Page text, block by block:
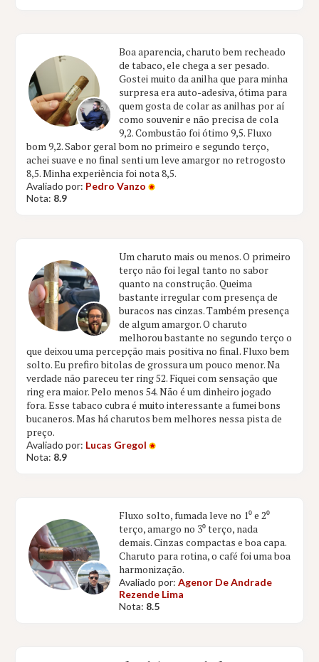
Boa aparencia, charuto bem recheado
de tabaco, ele chega a ser pesado.
Gostei muito da anilha que para minha
surpresa era auto-adesiva, ótima para
quem gosta de colar as anilhas por aí
como souvenir e não precisa de cola
9,2. Combustão foi ótimo 9,5. Fluxo
bom 9,2. Sabor geral bom no primeiro e segundo terço,
achei suave e no final senti um leve amargor no retrogosto
8,5. Minha experiência foi nota 8,5.
Avaliado por: Pedro Vanzo
Nota: 8.9
Um charuto mais ou menos. O primeiro
terço não foi legal tanto no sabor
quanto na construção. Queima
bastante irregular com presença de
buracos nas cinzas. Também presença
de algum amargor. O charuto
melhorou bastante no segundo terço o
que deixou uma percepção mais positiva no final. Fluxo bem
solto. Eu prefiro bitolas de grossura um pouco menor. Na
verdade não pareceu ter ring 52. Fiquei com sensação que
ring era maior. Pelo menos 54. Não é um dinheiro jogado
fora. Esse tabaco cubra é muito interessante a fumei bons
bucaneros. Mas há charutos bem melhores nessa pista de
preço.
Avaliado por: Lucas Gregol
Nota: 8.9
Fluxo solto, fumada leve no 1⁰ e 2⁰
terço, amargo no 3⁰ terço, nada
demais. Cinzas compactas e boa capa.
Charuto para rotina, o café foi uma boa
harmonização.
Avaliado por:Agenor De Andrade
Rezende Lima
Nota: 8.5